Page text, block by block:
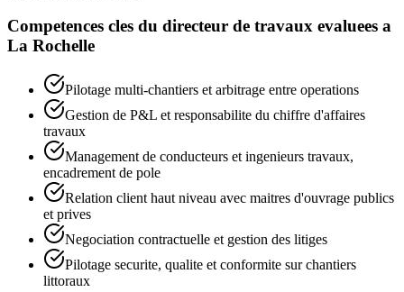
Competences cles du directeur de travaux evaluees a
La Rochelle
Pilotage multi-chantiers et arbitrage entre operations
Gestion de P&L et responsabilite du chiffre d'affaires
travaux
Management de conducteurs et ingenieurs travaux,
encadrement de pole
Relation client haut niveau avec maitres d'ouvrage publics
et prives
Negociation contractuelle et gestion des litiges
Pilotage securite, qualite et conformite sur chantiers
littoraux